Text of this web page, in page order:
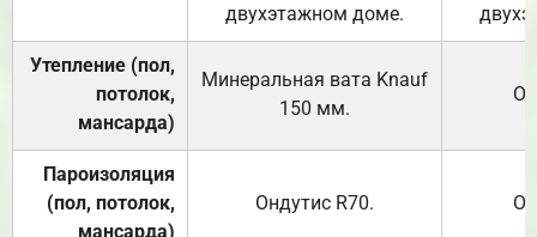
двухэтажном доме.
Утепление (пол,
потолок,
мансарда)
Минеральная вата Knauf
150 мм.
Пароизоляция
(пол, потолок,
мансарда)
Ондутис R70.